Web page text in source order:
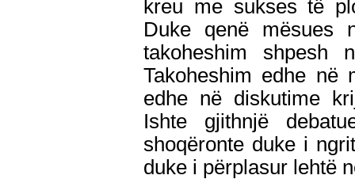
kreu me sukses të
Duke qenë
takoheshim shpesh
Takoheshim edhe në
edhe në diskutime
Ishte gjithnjë
shoqëronte duke i
duke i përplasur lehtë